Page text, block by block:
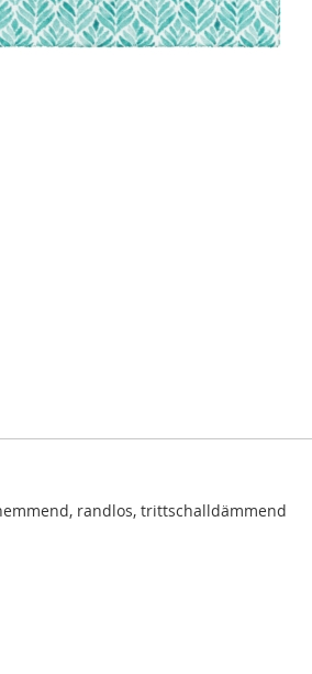
randlos, trittschalldämmend